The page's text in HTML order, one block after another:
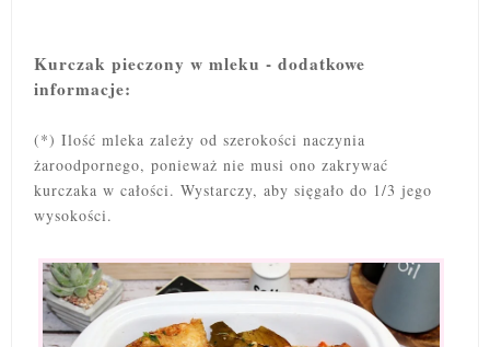
Kurczak pieczony w mleku - dodatkowe
informacje:
(*) Ilość mleka zależy od szerokości naczynia
żaroodpornego, ponieważ nie musi ono zakrywać
kurczaka w całości. Wystarczy, aby sięgało do 1/3 jego
wysokości.